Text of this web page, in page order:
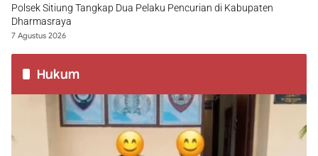
Polsek Sitiung Tangkap Dua Pelaku Pencurian di Kabupaten
Dharmasraya
7 Agustus 2026
Hukum